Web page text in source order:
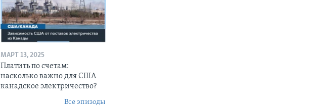
МАРТ 13, 2025
Платить по счетам:
насколько важно для США
канадское электричество?
Все эпизоды